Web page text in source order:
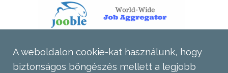
A weboldalon cookie-kat használunk, hogy
biztonságos böngészés mellett a legjobb